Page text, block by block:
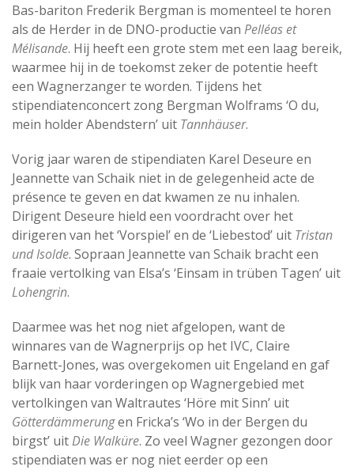
Bas-bariton Frederik Bergman is momenteel te horen
als de Herder in de DNO-productie van Pelléas et
Mélisande. Hij heeft een grote stem met een laag bereik,
waarmee hij in de toekomst zeker de potentie heeft
een Wagnerzanger te worden. Tijdens het
stipendiatenconcert zong Bergman Wolframs ‘O du,
mein holder Abendstern’ uit Tannhäuser.
Vorig jaar waren de stipendiaten Karel Deseure en
Jeannette van Schaik niet in de gelegenheid acte de
présence te geven en dat kwamen ze nu inhalen.
Dirigent Deseure hield een voordracht over het
dirigeren van het ‘Vorspiel’ en de ‘Liebestod’ uit Tristan
und Isolde. Sopraan Jeannette van Schaik bracht een
fraaie vertolking van Elsa’s ‘Einsam in trüben Tagen’ uit
Lohengrin.
Daarmee was het nog niet afgelopen, want de
winnares van de Wagnerprijs op het IVC, Claire
Barnett-Jones, was overgekomen uit Engeland en gaf
blijk van haar vorderingen op Wagnergebied met
vertolkingen van Waltrautes ‘Höre mit Sinn’ uit
Götterdämmerungen Fricka’s ‘Wo in der Bergen du
birgst’ uitDie Walküre. Zo veel Wagner gezongen door
stipendiaten was er nog niet eerder op een